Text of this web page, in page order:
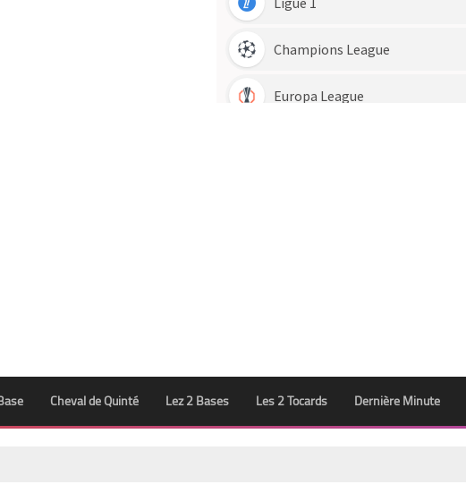
Cheval de Quinté Lez 2 Bases Les 2 Tocards Dernière Minute